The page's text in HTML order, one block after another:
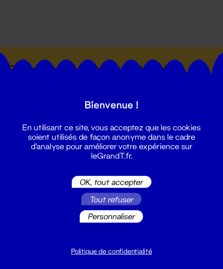
Suivez toutes les actualités du
Du lundi au vendredi 14h → 18h
Bienvenue !
En utilisant ce site, vous acceptez que les cookies
soient utilisés de façon anonyme dans le cadre
d'analyse pour améliorer votre expérience sur
leGrandT.fr.
OK, tout accepter
Tout refuser
Personnaliser
Politique de confidentialité